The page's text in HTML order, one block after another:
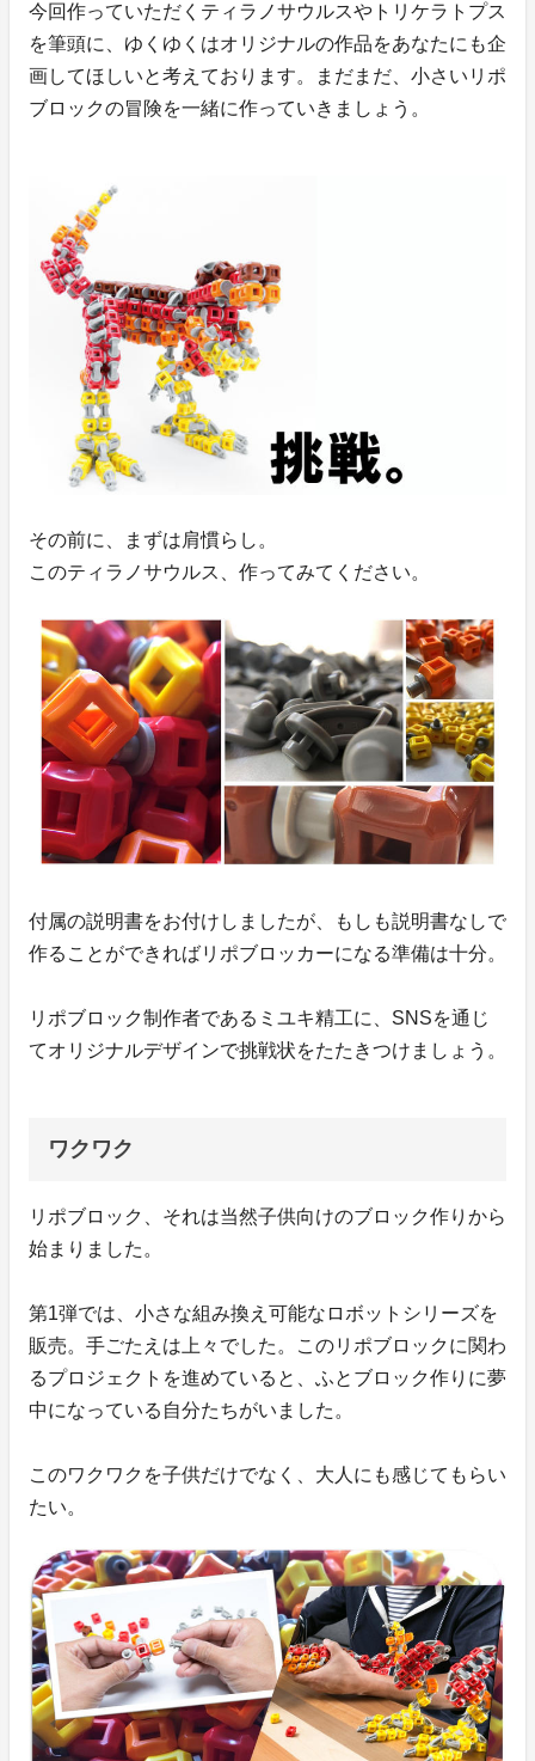
今回作っていただくティラノサウルスやトリケラトプス
を筆頭に、ゆくゆくはオリジナルの作品をあなたにも企
画してほしいと考えております。まだまだ、小さいリポ
ブロックの冒険を一緒に作っていきましょう。
その前に、まずは肩慣らし。
このティラノサウルス、作ってみてください。
付属の説明書をお付けしましたが、もしも説明書なしで
作ることができればリポブロッカーになる準備は十分。
リポブロック制作者であるミユキ精工に、SNSを通じ
てオリジナルデザインで挑戦状をたたきつけましょう。
ワクワク
リポブロック、それは当然子供向けのブロック作りから
始まりました。
第1弾では、小さな組み換え可能なロボットシリーズを
販売。手ごたえは上々でした。このリポブロックに関わ
るプロジェクトを進めていると、ふとブロック作りに夢
中になっている自分たちがいました。
このワクワクを子供だけでなく、大人にも感じてもらい
たい。